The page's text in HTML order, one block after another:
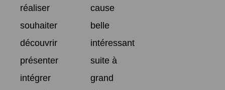
réaliser
cause
souhaiter
belle
découvrir
intéressant
présenter
suite à
intégrer
grand